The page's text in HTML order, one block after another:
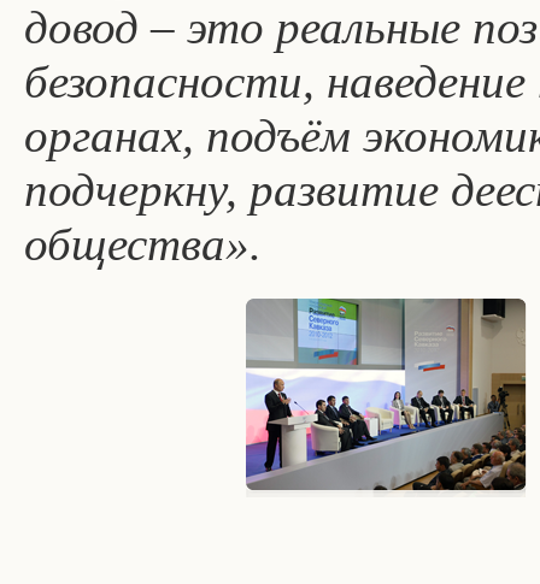
довод – это реальные
безопасности,
органах, подъём
подчеркну, развитие
общества».